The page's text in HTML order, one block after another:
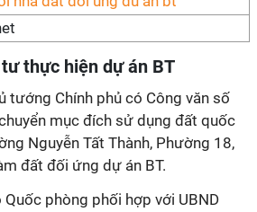
thực hiện dự án BT
tướng Chính phủ có Công văn số
mục đích sử dụng đất quốc
Nguyễn Tất Thành, Phường 18,
đất đối ứng dự án BT.
Quốc phòng phối hợp với UBND